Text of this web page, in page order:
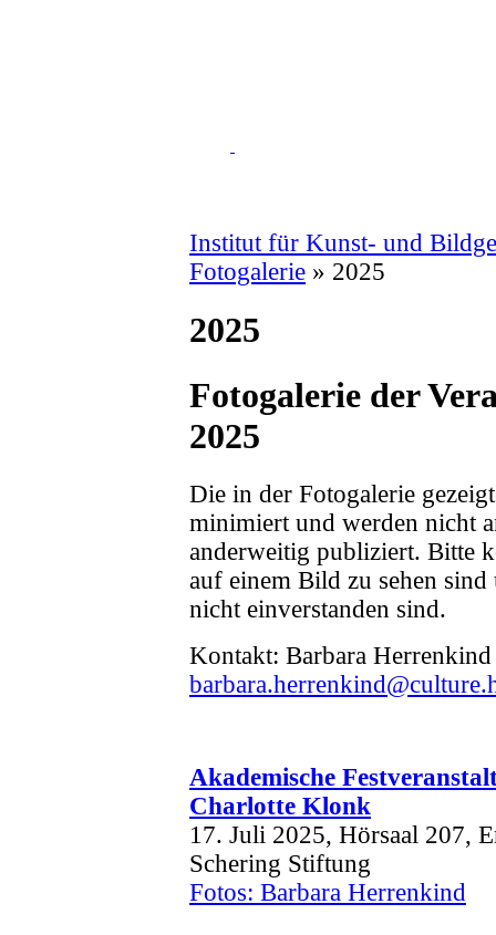
Institut für Kunst- und
Fotogalerie » 2025
2025
Fotogalerie der
2025
Die in der Fotogalerie
minimiert und werden nicht
anderweitig publiziert. Bitte
auf einem Bild zu sehen
nicht einverstanden sind.
Kontakt: Barbara Herrenkind
Akademische
Charlotte Klonk
17. Juli 2025, Hörsaal 207,
Schering Stiftung
Fotos: Barbara Herrenkind